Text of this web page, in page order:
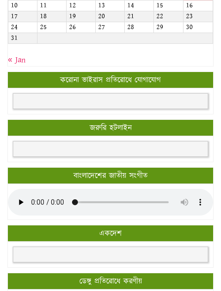
10
11 12 13 14 15
16
17
18 19 20 21 22
23
24
25 26 27 28 29
30
31
« Jan
করোনা ভাইরাস প্রতিরোধে যোগাযোগ
জরুরি হটলাইন
বাংলাদেশের জাতীয় সংগীত
একদেশ
ডেঙ্গু প্রতিরোধে করণীয়